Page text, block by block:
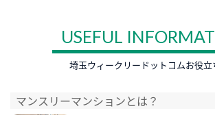
USEFUL
埼玉ウィークリードットコムお役立
マンスリーマンションとは？